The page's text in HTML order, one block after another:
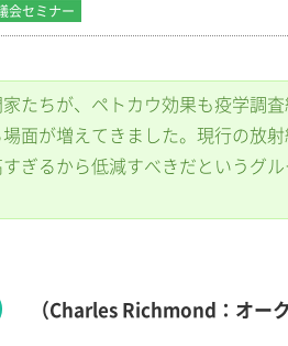
会セミナー
たちが、ペトカウ効果も疫学調
面が増えてきました。現行の放
ぎるから低減すべきだというグ
（Charles Richmond：オー